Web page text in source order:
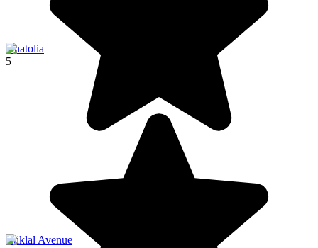
Anatolia
5
İstiklal Avenue